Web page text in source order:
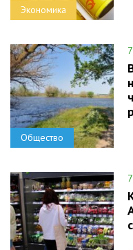
Экономика
Общество